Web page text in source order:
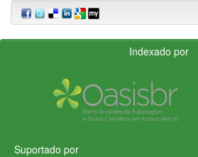
Indexado por
Suportado por